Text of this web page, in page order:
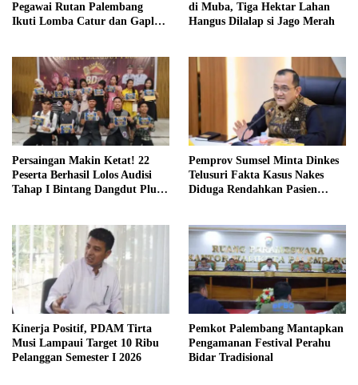
Pegawai Rutan Palembang
Ikuti Lomba Catur dan Gaple
di Muba, Tiga Hektar Lahan
Hangus Dilalap si Jago Merah
Persaingan Makin Ketat! 22
Peserta Berhasil Lolos Audisi
Tahap I Bintang Dangdut Plus
Pemprov Sumsel Minta Dinkes
Telusuri Fakta Kasus Nakes
Diduga Rendahkan Pasien
Kinerja Positif, PDAM Tirta
Musi Lampaui Target 10 Ribu
Pelanggan Semester I 2026
Pemkot Palembang Mantapkan
Pengamanan Festival Perahu
Bidar Tradisional